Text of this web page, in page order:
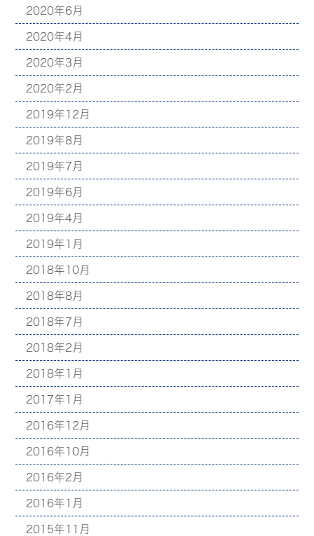
2020年6月
2020年4月
2020年3月
2020年2月
2019年12月
2019年8月
2019年7月
2019年6月
2019年4月
2019年1月
2018年10月
2018年8月
2018年7月
2018年2月
2018年1月
2017年1月
2016年12月
2016年10月
2016年2月
2016年1月
2015年11月